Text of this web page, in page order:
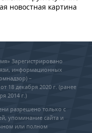
новостная картина
Зарегистрировано
информационных
–
18 декабря 2020 г. (ранее
2014 г.)
разрешено только с
упоминание сайта и
или полном